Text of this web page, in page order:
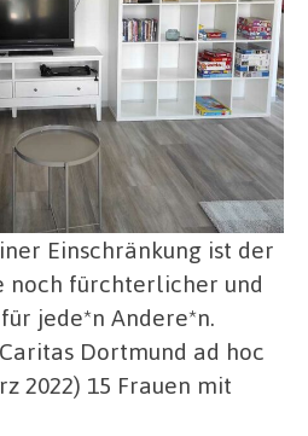
Einschränkung ist der
noch fürchterlicher und
jede*n Andere*n.
Dortmund ad hoc
2022) 15 Frauen mit